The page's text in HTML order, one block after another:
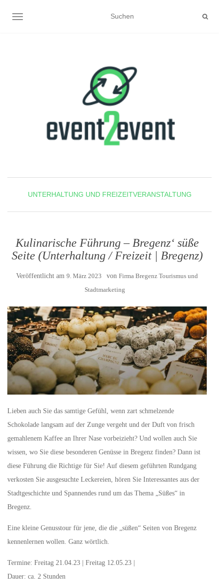
NAVIGATION UMSCHALTEN
UNTERHALTUNG UND FREIZEITVERANSTALTUNG
Kulinarische Führung – Bregenz‘ süße
Seite (Unterhaltung / Freizeit | Bregenz)
Veröffentlicht am 9. März 2023 von Firma Bregenz Tourismus und
Stadtmarketing
Lieben auch Sie das samtige Gefühl, wenn zart schmelzende
Schokolade langsam auf der Zunge vergeht und der Duft von frisch
gemahlenem Kaffee an Ihrer Nase vorbeizieht? Und wollen auch Sie
wissen, wo Sie diese besonderen Genüsse in Bregenz finden? Dann ist
diese Führung die Richtige für Sie! Auf diesem geführten Rundgang
verkosten Sie ausgesuchte Leckereien, hören Sie Interessantes aus der
Stadtgeschichte und Spannendes rund um das Thema „Süßes“ in
Bregenz.
Eine kleine Genusstour für jene, die die „süßen“ Seiten von Bregenz
kennenlernen wollen. Ganz wörtlich.
Termine: Freitag 21.04.23 | Freitag 12.05.23 |
Dauer: ca. 2 Stunden